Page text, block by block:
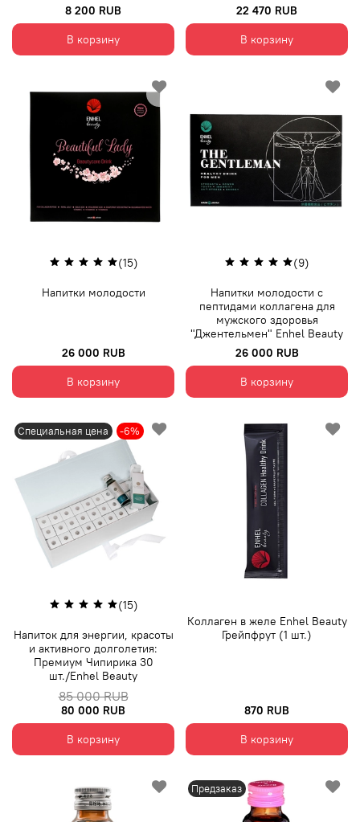
8 200 RUB
В корзину
22 470 RUB
В корзину
(15)
Напитки молодости
26 000 RUB
В корзину
(9)
Напитки молодости с
пептидами коллагена для
мужского здоровья
"Джентельмен" Enhel Beauty
26 000 RUB
В корзину
(15)
Специальная цена -6%
Напиток для энергии, красоты
и активного долголетия:
Премиум Чипирика 30
шт./Enhel Beauty
85 000 RUB
80 000 RUB
В корзину
Коллаген в желе Enhel Beauty
Грейпфрут (1 шт.)
870 RUB
В корзину
Предзаказ